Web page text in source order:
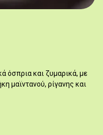
όσπρια και ζυμαρικά, με
μαϊντανού, ρίγανης και